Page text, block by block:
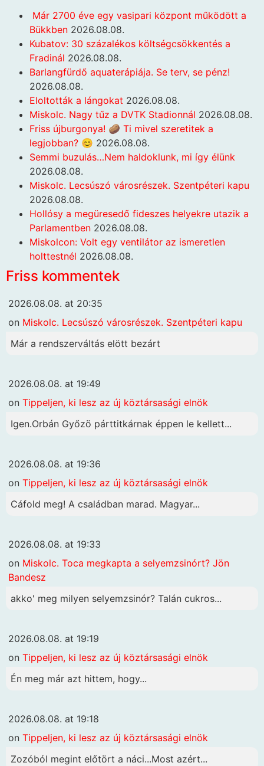
Már 2700 éve egy vasipari központ működött a
Bükkben 2026.08.08.
Kubatov: 30 százalékos költségcsökkentés a
Fradinál 2026.08.08.
Barlangfürdő aquaterápiája. Se terv, se pénz!
2026.08.08.
Eloltották a lángokat 2026.08.08.
Miskolc. Nagy tűz a DVTK Stadionnál 2026.08.08.
Friss újburgonya! 🥔 Ti mivel szeretitek a
legjobban? 😊 2026.08.08.
Semmi buzulás…Nem haldoklunk, mi így élünk
2026.08.08.
Miskolc. Lecsúszó városrészek. Szentpéteri kapu
2026.08.08.
Hollósy a megüresedő fideszes helyekre utazik a
Parlamentben 2026.08.08.
Miskolcon: Volt egy ventilátor az ismeretlen
holttestnél 2026.08.08.
Friss kommentek
2026.08.08. at 20:35
on Miskolc. Lecsúszó városrészek. Szentpéteri kapu
Már a rendszerváltás elött bezárt
2026.08.08. at 19:49
on Tippeljen, ki lesz az új köztársasági elnök
Igen.Orbán Győzö párttitkárnak éppen le kellett...
2026.08.08. at 19:36
on Tippeljen, ki lesz az új köztársasági elnök
Cáfold meg! A családban marad. Magyar...
2026.08.08. at 19:33
on Miskolc. Toca megkapta a selyemzsinórt? Jön
Bandesz
akko' meg milyen selyemzsinór? Talán cukros...
2026.08.08. at 19:19
on Tippeljen, ki lesz az új köztársasági elnök
Én meg már azt hittem, hogy...
2026.08.08. at 19:18
on Tippeljen, ki lesz az új köztársasági elnök
Zozóból megint előtört a náci...Most azért...